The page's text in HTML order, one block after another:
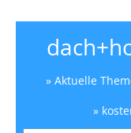
» Aktuelle
»